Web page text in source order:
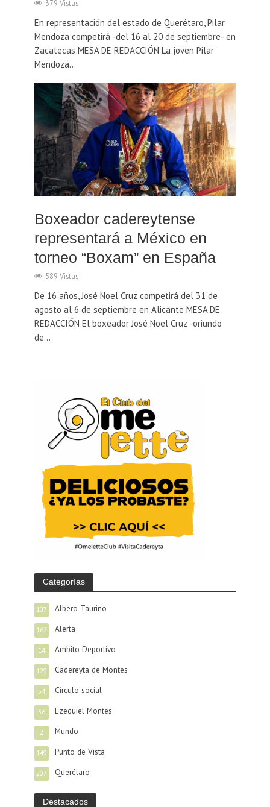
379 Vistas
En representación del estado de Querétaro, Pilar
Mendoza competirá -del 16 al 20 de septiembre- en
Zacatecas MESA DE REDACCIÓN La joven Pilar
Mendoza...
Boxeador cadereytense
representará a México en
torneo “Boxam” en España
589 Vistas
De 16 años, José Noel Cruz competirá del 31 de
agosto al 6 de septiembre en Alicante MESA DE
REDACCIÓN El boxeador José Noel Cruz -oriundo
de...
Categorías
Albero Taurino
107
Alerta
162
Ámbito Deportivo
14
Cadereyta de Montes
129
Círculo social
54
Ezequiel Montes
36
Mundo
2
Punto de Vista
149
Querétaro
207
Destacados